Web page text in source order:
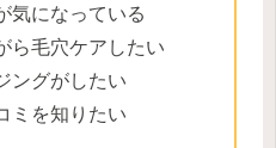
気になっている
ら毛穴ケアしたい
ングがしたい
ミを知りたい